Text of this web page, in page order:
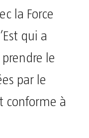
la Force
qui a
le
par le
conforme à